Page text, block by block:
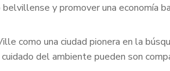
y promover una economía
como una ciudad pionera en la
del ambiente pueden son